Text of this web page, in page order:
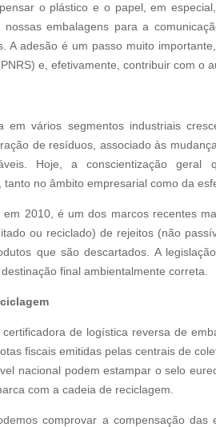
o plástico e o papel, em
embalagens para a
A adesão é um passo muito
e, efetivamente, contribuir com o
em vários segmentos industriais
de resíduos, associado às
Hoje, a conscientização geral
no âmbito empresarial como da
em 2010, é um dos marcos recentes
ou reciclado) de rejeitos (não
que são descartados. A
final ambientalmente correta.
de logística reversa de
fiscais emitidas pelas centrais de
nacional podem estampar o selo
com a cadeia de reciclagem.
comprovar a compensação